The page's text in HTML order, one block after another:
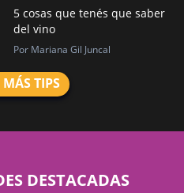
5 cosas que tenés que saber
del vino
Por Mariana Gil Juncal
MÁS TIPS
DESTACADAS